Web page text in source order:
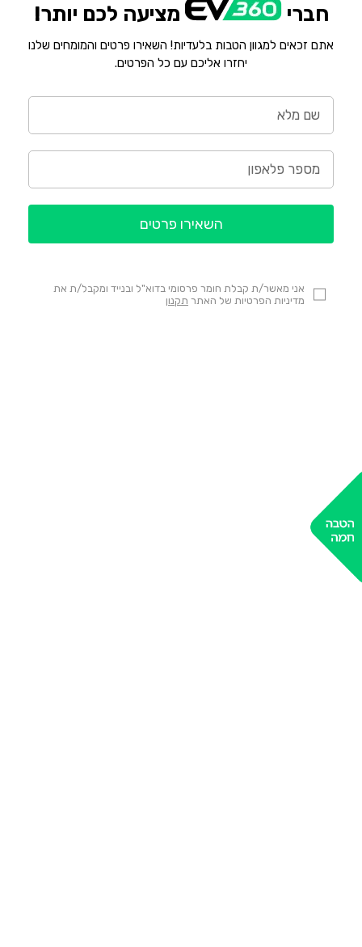
חברי מציעה לכם יותר!
אתם זכאים למגוון הטבות בלעדיות! השאירו פרטים והמומחים שלנו
יחזרו אליכם עם כל הפרטים.
אני מאשר/ת קבלת חומר פרסומי בדוא"ל ובנייד ומקבל/ת את
מדיניות הפרטיות של האתר תקנון
השאירו פרטים